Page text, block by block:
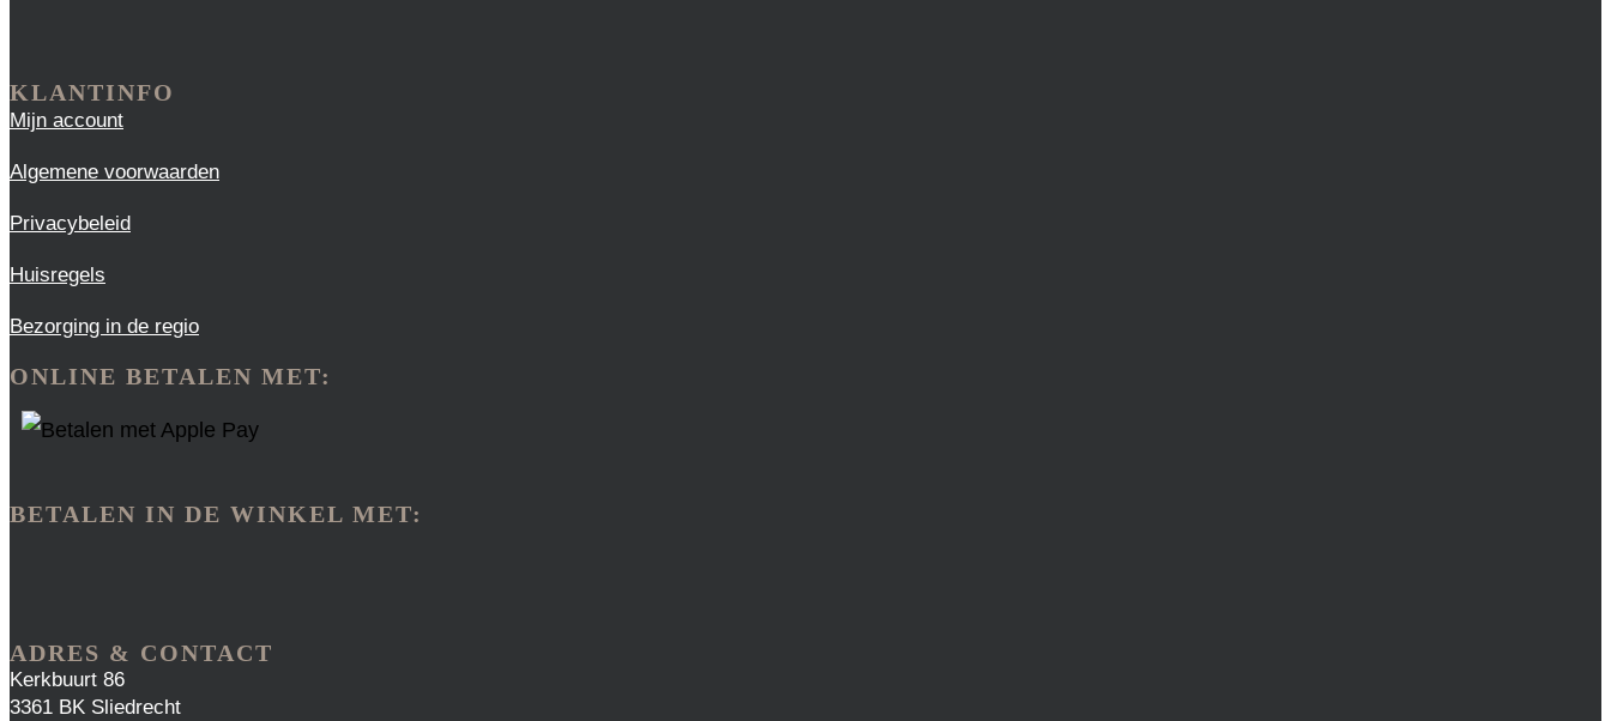
KLANTINFO
Mijn account
Algemene voorwaarden
Privacybeleid
Huisregels
Bezorging in de regio
ONLINE BETALEN MET:
BETALEN IN DE WINKEL MET:
ADRES & CONTACT
Kerkbuurt 86
3361 BK Sliedrecht